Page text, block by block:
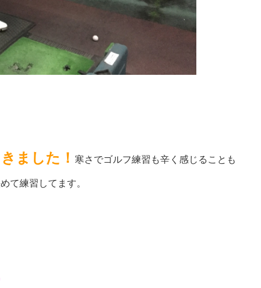
ました！ 寒さでゴルフ練習も辛く感じることも
て練習してます。